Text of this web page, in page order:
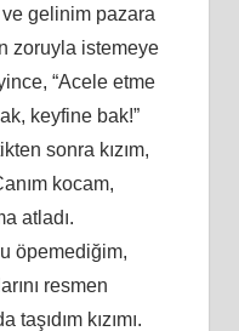
gelinim pazara
zoruyla istemeye
“Acele etme
keyfine bak!”
sonra kızım,
kocam,
atladı.
öpemediğim,
resmen
kızımı.